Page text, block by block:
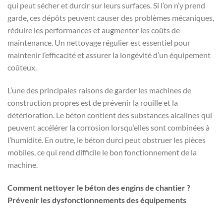
qui peut sécher et durcir sur leurs surfaces. Si l’on n’y prend
garde, ces dépôts peuvent causer des problèmes mécaniques,
réduire les performances et augmenter les coûts de
maintenance. Un nettoyage régulier est essentiel pour
maintenir l’efficacité et assurer la longévité d’un équipement
coûteux.
L’une des principales raisons de garder les machines de
construction propres est de prévenir la rouille et la
détérioration. Le béton contient des substances alcalines qui
peuvent accélérer la corrosion lorsqu’elles sont combinées à
l’humidité. En outre, le béton durci peut obstruer les pièces
mobiles, ce qui rend difficile le bon fonctionnement de la
machine.
Comment nettoyer le béton des engins de chantier ?
Prévenir les dysfonctionnements des équipements